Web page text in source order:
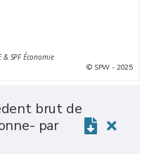
produits
& SPF Économie
© SPW - 2025
brut de
par